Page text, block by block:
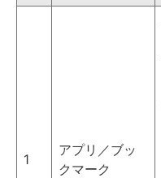
1
アプリ／ブッ
クマーク